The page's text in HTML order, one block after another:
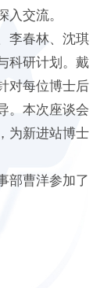
入交流。
李春林、沈琪
科研计划。戴
对每位博士后
。本次座谈会
为新进站博士
部曹洋参加了